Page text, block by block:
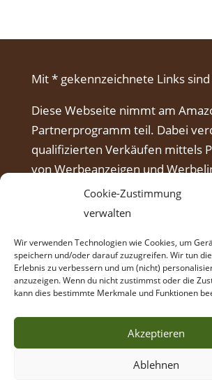
Cookie-Zustimmung
verwalten
Wir verwenden Technologien wie Cookies, um
speichern und/oder darauf zuzugreifen. Wir tun
Erlebnis zu verbessern und um (nicht)
anzuzeigen. Wenn du nicht zustimmst oder die
kann dies bestimmte Merkmale und Funktionen
Akzeptieren
Ablehnen
Mit * gekennzeichnete Links
Diese Webseite nimmt am
Partnerprogramm teil. Dabei
qualifizierten Verkäufen mittels
von Werbeanzeigen und